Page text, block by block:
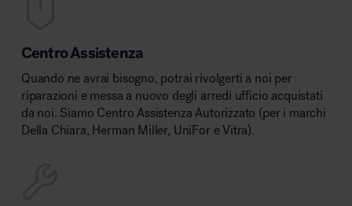
Centro Assistenza
Quando ne avrai bisogno, potrai rivolgerti a noi per
riparazioni e messa a nuovo degli arredi ufficio acquistati
da noi. Siamo Centro Assistenza Autorizzato (per i marchi
Della Chiara, Herman Miller, UniFor e Vitra).